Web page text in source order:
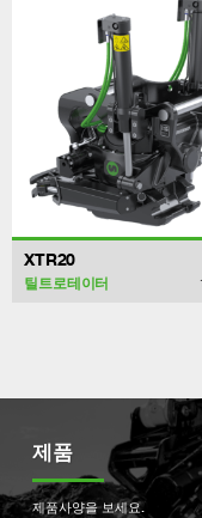
XTR20
틸트로테이터
제품
제품사양을 보세요.